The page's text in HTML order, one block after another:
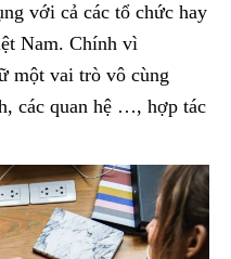
với cả các tổ chức hay
Nam. Chính vì
một vai trò vô cùng
các quan hệ …, hợp tác